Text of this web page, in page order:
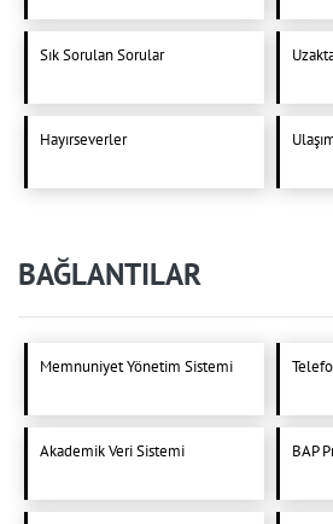
Sık Sorulan Sorular
Hayırseverler
BAĞLANTILAR
Memnuniyet Yönetim Sistemi
Akademik Veri Sistemi BAP